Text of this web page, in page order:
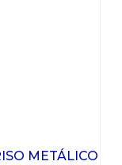
METÁLICO